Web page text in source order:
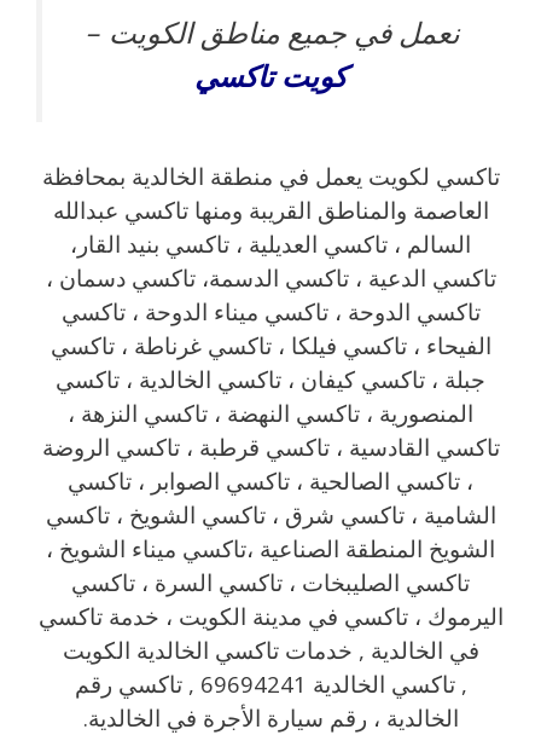
نعمل في جميع مناطق الكويت –
كويتتاكسي
تاكسي لكويت يعمل في منطقة الخالدية بمحافظة
العاصمة والمناطق القريبة ‎ومنها تاكسي عبدالله
السالم ، تاكسي العديلية ، تاكسي بنيد القار،
تاكسي الدعية ، تاكسي الدسمة، تاكسي دسمان ،
تاكسي الدوحة ، تاكسي ميناء الدوحة ، تاكسي
الفيحاء ، تاكسي فيلكا ، تاكسي غرناطة ، تاكسي
جبلة ، تاكسي كيفان ، تاكسي الخالدية ، تاكسي
المنصورية ، تاكسي النهضة ، تاكسي النزهة ،
تاكسي القادسية ، تاكسي قرطبة ، تاكسي الروضة
، تاكسي الصالحية ، تاكسي الصوابر ، تاكسي
الشامية ، تاكسي شرق ، تاكسي الشويخ ، تاكسي
الشويخ المنطقة الصناعية ،تاكسي ميناء الشويخ ،
تاكسي الصليبخات ، تاكسي السرة ، تاكسي
اليرموك ، تاكسي في مدينة الكويت ، خدمة تاكسي
في الخالدية , خدمات تاكسي الخالدية الكويت
, تاكسي الخالدية 69694241 , تاكسي رقم
الخالدية ، رقم سيارة الأجرة في الخالدية.